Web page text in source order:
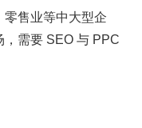
售业等中大型企
需要 SEO 与 PPC